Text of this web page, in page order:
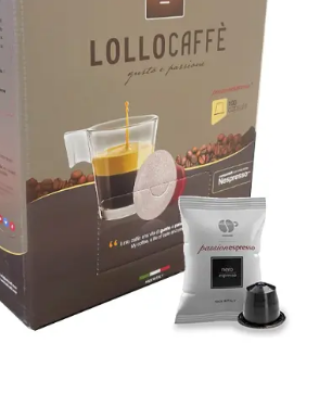
capsule Lollo Caffè
compatibili con
miscela NERA (NERO)